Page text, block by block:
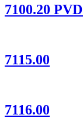
7100.20
7115.00
7116.00